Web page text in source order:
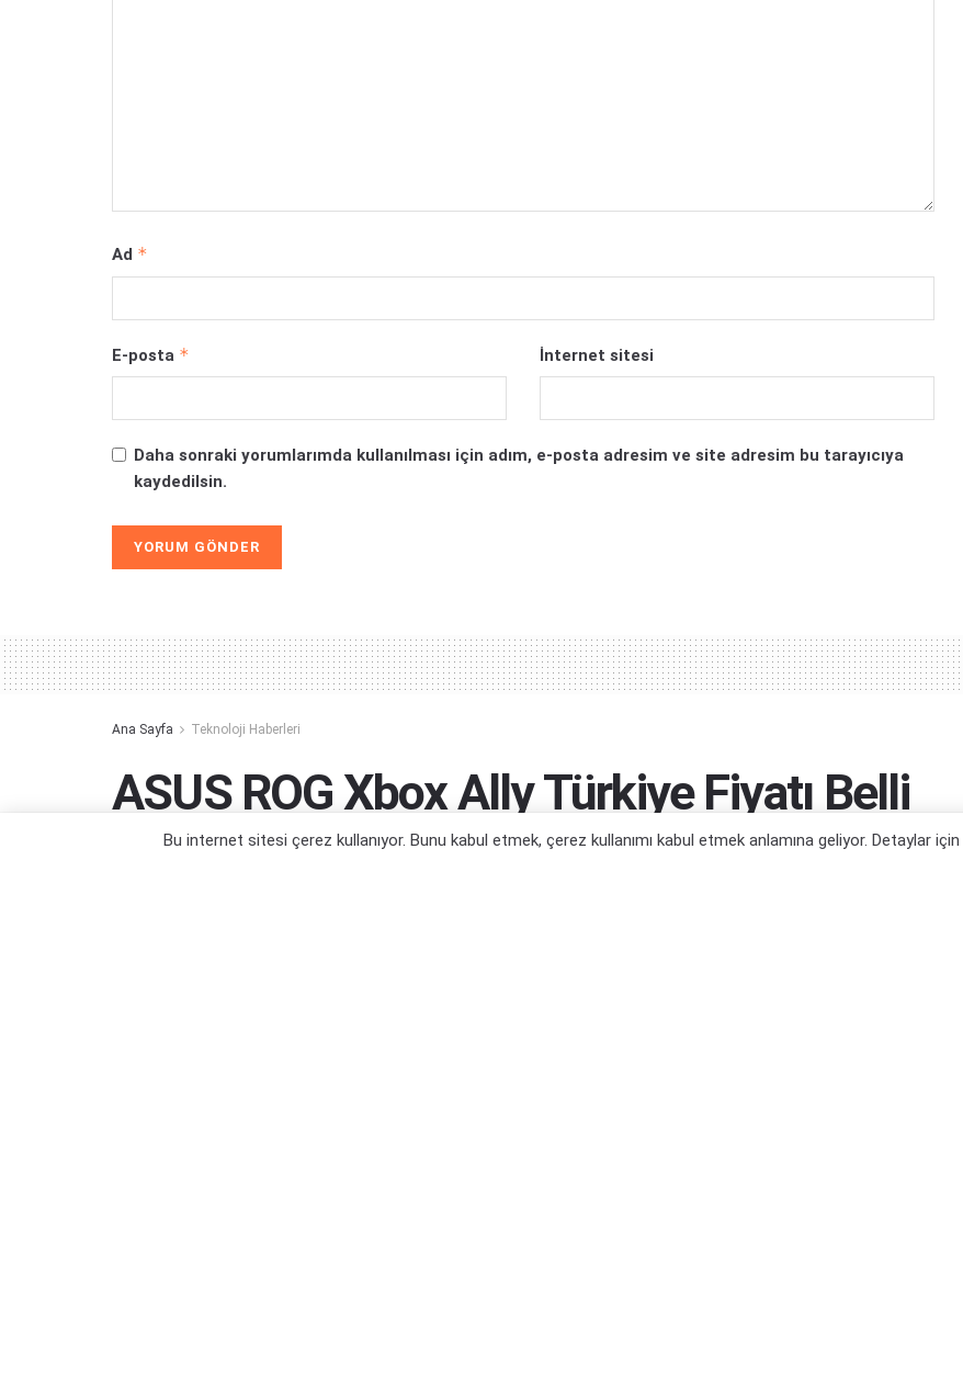
Ad *
E-posta * İnternet sitesi
Daha sonraki yorumlarımda kullanılması için adım, e-posta adresim ve site adresim bu tarayıcıya
kaydedilsin.
Ana Sayfa Teknoloji Haberleri
ASUS ROG Xbox Ally Türkiye Fiyatı Belli
Oldu
Bu internet sitesi çerez kullanıyor. Bunu kabul etmek, çerez kullanımı kabul etmek anlamına geliyor. Detaylar için